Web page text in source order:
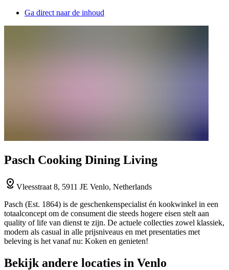
Ga direct naar de inhoud
Pasch Cooking Dining Living
Vleesstraat 8, 5911 JE Venlo, Netherlands
Pasch (Est. 1864) is de geschenkenspecialist én kookwinkel in een
totaalconcept om de consument die steeds hogere eisen stelt aan
quality of life van dienst te zijn. De actuele collecties zowel klassiek,
modern als casual in alle prijsniveaus en met presentaties met
beleving is het vanaf nu: Koken en genieten!
Bekijk andere locaties in Venlo